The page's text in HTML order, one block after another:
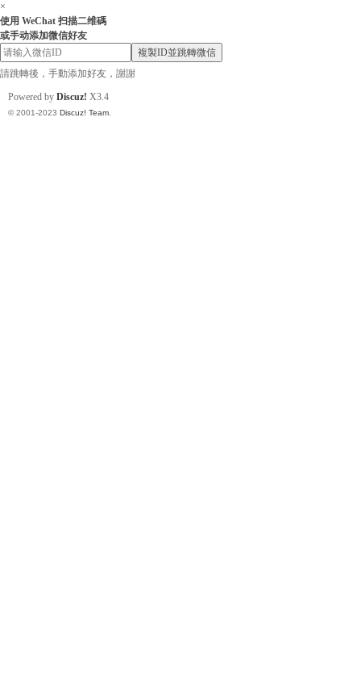
小
×
使用 WeChat 扫描二维碼
或手动添加微信好友
複製ID並跳轉微信
請跳轉後，手動添加好友，謝謝
Powered by Discuz! X3.4
© 2001-2023 Discuz! Team